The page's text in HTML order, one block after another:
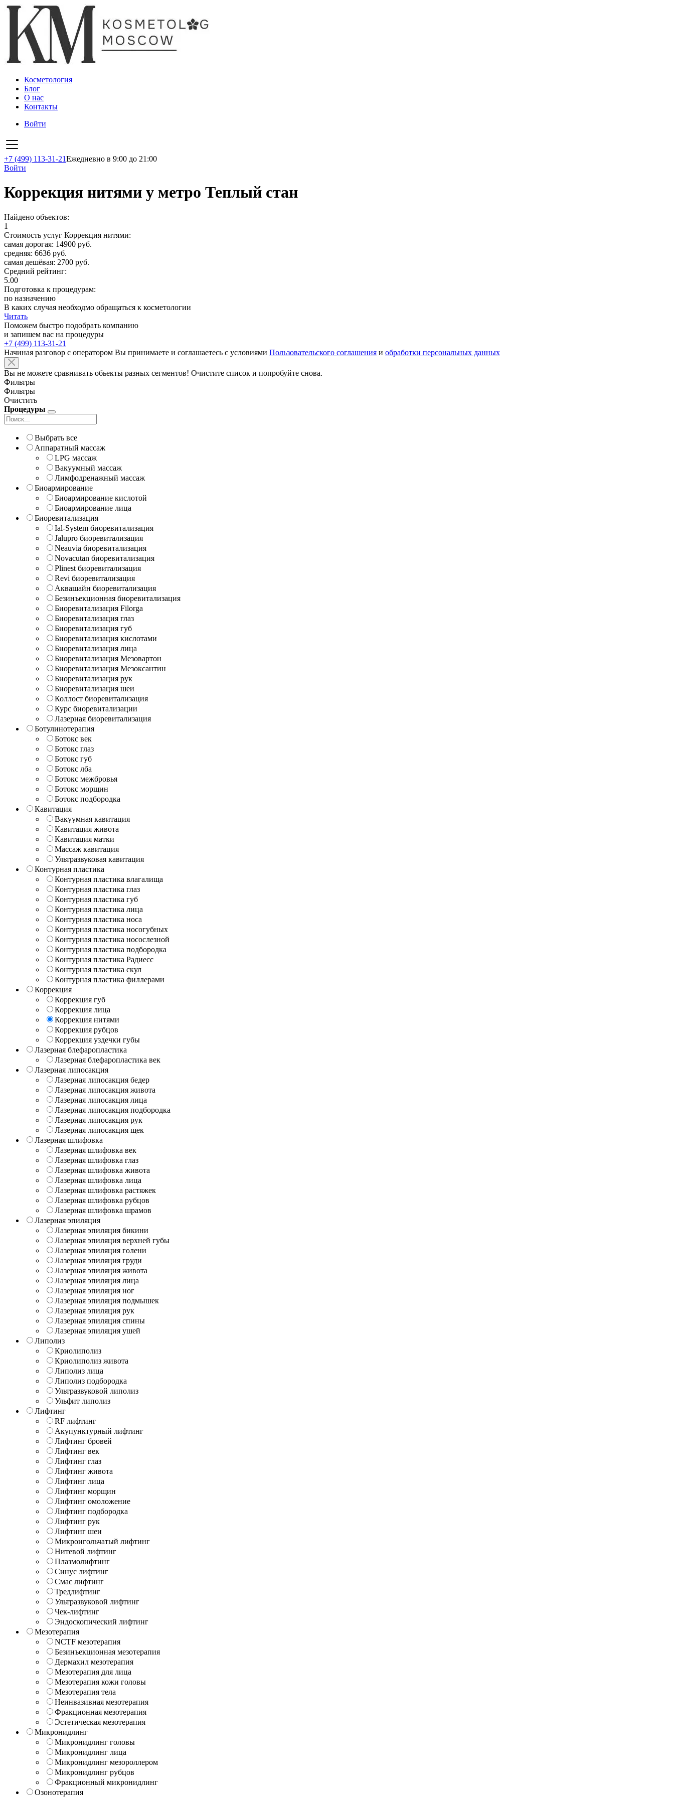
Косметология
Блог
О нас
Контакты
Войти
+7 (499) 113-31-21Ежедневно в 9:00 до 21:00
Войти
Коррекция нитями у метро Теплый стан
Найдено объектов:
1
Стоимость услуг Коррекция нитями:
самая дорогая: 14900 руб.
средняя: 6636 руб.
самая дешёвая: 2700 руб.
Средний рейтинг:
5.00
Подготовка к процедурам:
по назначению
В каких случая необходмо обращаться к косметологии
Читать
Поможем быстро подобрать компанию
и запишем вас на процедуры
+7 (499) 113-31-21
Начиная разговор с оператором Вы принимаете и соглашаетесь с условиями Пользовательского соглашения и обработки персональных данных
Вы не можете сравнивать обьекты разных сегментов! Очистите список и попробуйте снова.
Фильтры
Фильтры
Очистить
Процедуры
Выбрать все
Аппаратный массаж
LPG массаж
Вакуумный массаж
Лимфодренажный массаж
Биоармирование
Биоармирование кислотой
Биоармирование лица
Биоревитализация
Ial-System биоревитализация
Jalupro биоревитализация
Neauvia биоревитализация
Novacutan биоревитализация
Plinest биоревитализация
Revi биоревитализация
Аквашайн биоревитализация
Безинъекционная биоревитализация
Биоревитализация Filorga
Биоревитализация глаз
Биоревитализация губ
Биоревитализация кислотами
Биоревитализация лица
Биоревитализация Мезовартон
Биоревитализация Мезоксантин
Биоревитализация рук
Биоревитализация шеи
Коллост биоревитализация
Курс биоревитализации
Лазерная биоревитализация
Ботулинотерапия
Ботокс век
Ботокс глаз
Ботокс губ
Ботокс лба
Ботокс межбровья
Ботокс морщин
Ботокс подбородка
Кавитация
Вакуумная кавитация
Кавитация живота
Кавитация матки
Массаж кавитация
Ультразвуковая кавитация
Контурная пластика
Контурная пластика влагалища
Контурная пластика глаз
Контурная пластика губ
Контурная пластика лица
Контурная пластика носа
Контурная пластика носогубных
Контурная пластика носослезной
Контурная пластика подбородка
Контурная пластика Радиесс
Контурная пластика скул
Контурная пластика филлерами
Коррекция
Коррекция губ
Коррекция лица
Коррекция нитями
Коррекция рубцов
Коррекция уздечки губы
Лазерная блефаропластика
Лазерная блефаропластика век
Лазерная липосакция
Лазерная липосакция бедер
Лазерная липосакция живота
Лазерная липосакция лица
Лазерная липосакция подбородка
Лазерная липосакция рук
Лазерная липосакция щек
Лазерная шлифовка
Лазерная шлифовка век
Лазерная шлифовка глаз
Лазерная шлифовка живота
Лазерная шлифовка лица
Лазерная шлифовка растяжек
Лазерная шлифовка рубцов
Лазерная шлифовка шрамов
Лазерная эпиляция
Лазерная эпиляция бикини
Лазерная эпиляция верхней губы
Лазерная эпиляция голени
Лазерная эпиляция груди
Лазерная эпиляция живота
Лазерная эпиляция лица
Лазерная эпиляция ног
Лазерная эпиляция подмышек
Лазерная эпиляция рук
Лазерная эпиляция спины
Лазерная эпиляция ушей
Липолиз
Криолиполиз
Криолиполиз живота
Липолиз лица
Липолиз подбородка
Ультразвуковой липолиз
Ульфит липолиз
Лифтинг
RF лифтинг
Акупунктурный лифтинг
Лифтинг бровей
Лифтинг век
Лифтинг глаз
Лифтинг живота
Лифтинг лица
Лифтинг морщин
Лифтинг омоложение
Лифтинг подбородка
Лифтинг рук
Лифтинг шеи
Микроигольчатый лифтинг
Нитевой лифтинг
Плазмолифтинг
Синус лифтинг
Смас лифтинг
Тредлифтинг
Ультразвуковой лифтинг
Чек-лифтинг
Эндоскопический лифтинг
Мезотерапия
NCTF мезотерапия
Безинъекционная мезотерапия
Дермахил мезотерапия
Мезотерапия для лица
Мезотерапия кожи головы
Мезотерапия тела
Неинвазивная мезотерапия
Фракционная мезотерапия
Эстетическая мезотерапия
Микронидлинг
Микронидлинг головы
Микронидлинг лица
Микронидлинг мезороллером
Микронидлинг рубцов
Фракционный микронидлинг
Озонотерапия